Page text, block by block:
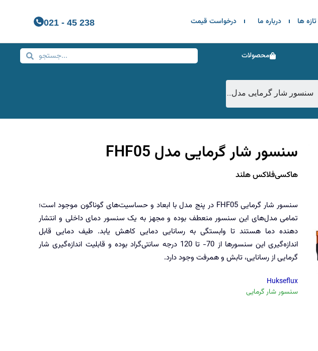
021 - 45 238 تازه ها درباره ما درخواست قیمت
محصولات
سنسور شار گرمایی مدل...
سنسور شار گرمایی مدل FHF05
هاکسی‌فلاکس هلند
سنسور شار گرمایی FHF05 در پنج مدل با ابعاد و حساسیت‌های گوناگون موجود است؛
تمامی مدل‌های این سنسور منعطف بوده و مجهز به یک سنسور دمای داخلی و انتشار
دهنده دما هستند تا وابستگی به رسانایی دمایی کاهش یابد. طیف دمایی قابل
اندازه‌گیری این سنسورها از 70- تا 120 درجه سانتی‌گراد بوده و قابلیت اندازه‌گیری شار
گرمایی از رسانایی، تابش و همرفت وجود دارد.
Hukseflux
سنسور شار گرمایی